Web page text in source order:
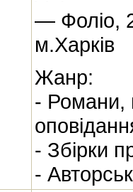
— Фоліо,
м.Харків
Жанр:
- Романи,
- Збірки
-